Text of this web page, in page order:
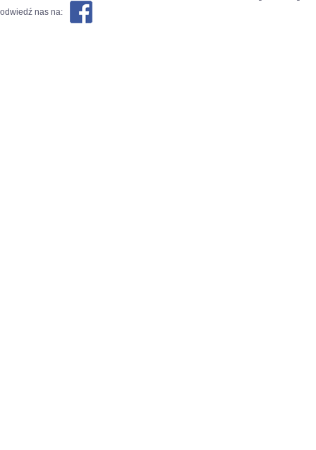
odwiedź nas na: